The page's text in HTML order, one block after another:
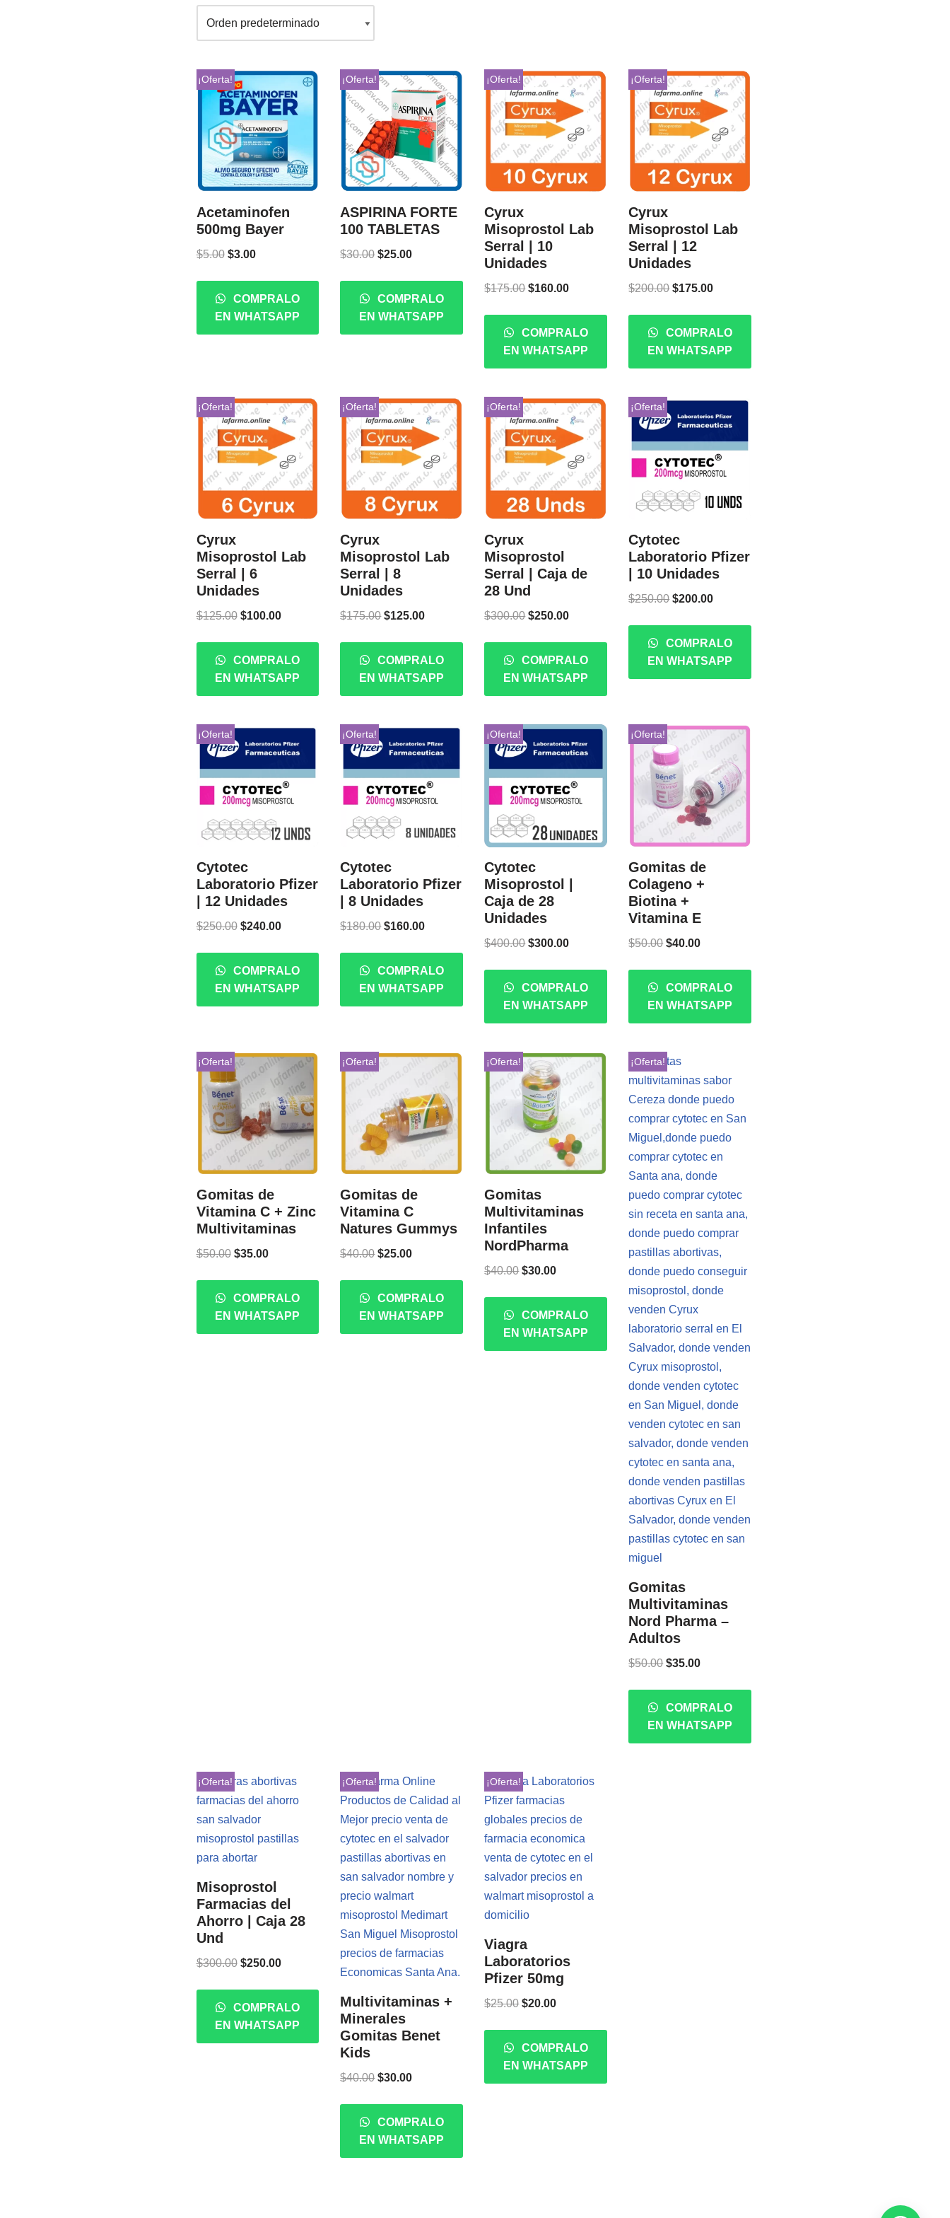
¡Oferta!
Acetaminofen
500mg Bayer
$5.00 $3.00
COMPRALO
EN WHATSAPP
¡Oferta!
ASPIRINA FORTE
100 TABLETAS
$30.00 $25.00
COMPRALO
EN WHATSAPP
¡Oferta!
Cyrux
Misoprostol Lab
Serral | 10
Unidades
$175.00 $160.00
COMPRALO
EN WHATSAPP
¡Oferta!
Cyrux
Misoprostol Lab
Serral | 12
Unidades
$200.00 $175.00
COMPRALO
EN WHATSAPP
¡Oferta!
Cyrux
Misoprostol Lab
Serral | 6
Unidades
$125.00 $100.00
COMPRALO
EN WHATSAPP
¡Oferta!
Cyrux
Misoprostol Lab
Serral | 8
Unidades
$175.00 $125.00
COMPRALO
EN WHATSAPP
¡Oferta!
Cyrux
Misoprostol
Serral | Caja de
28 Und
$300.00 $250.00
COMPRALO
EN WHATSAPP
¡Oferta!
Cytotec
Laboratorio Pfizer
| 10 Unidades
$250.00 $200.00
COMPRALO
EN WHATSAPP
¡Oferta!
Cytotec
Laboratorio Pfizer
| 12 Unidades
$250.00 $240.00
COMPRALO
EN WHATSAPP
¡Oferta!
Cytotec
Laboratorio Pfizer
| 8 Unidades
$180.00 $160.00
COMPRALO
EN WHATSAPP
¡Oferta!
Cytotec
Misoprostol |
Caja de 28
Unidades
$400.00 $300.00
COMPRALO
EN WHATSAPP
¡Oferta!
Gomitas de
Colageno +
Biotina +
Vitamina E
$50.00 $40.00
COMPRALO
EN WHATSAPP
¡Oferta!
Gomitas de
Vitamina C + Zinc
Multivitaminas
$50.00 $35.00
COMPRALO
EN WHATSAPP
¡Oferta!
Gomitas de
Vitamina C
Natures Gummys
$40.00 $25.00
COMPRALO
EN WHATSAPP
¡Oferta!
Gomitas
Multivitaminas
Infantiles
NordPharma
$40.00 $30.00
COMPRALO
EN WHATSAPP
¡Oferta!
Gomitas
Multivitaminas
Nord Pharma –
Adultos
$50.00 $35.00
COMPRALO
EN WHATSAPP
¡Oferta!
Misoprostol
Farmacias del
Ahorro | Caja 28
Und
$300.00 $250.00
COMPRALO
EN WHATSAPP
¡Oferta!
Multivitaminas +
Minerales
Gomitas Benet
Kids
$40.00 $30.00
COMPRALO
EN WHATSAPP
¡Oferta!
Viagra
Laboratorios
Pfizer 50mg
$25.00 $20.00
COMPRALO
EN WHATSAPP